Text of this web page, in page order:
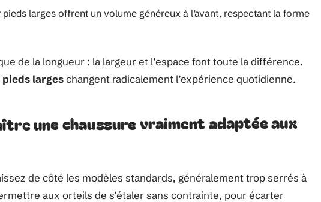
larges offrent un volume généreux à l’avant, respectant la forme
de la longueur : la largeur et l’espace font toute la différence.
largeschangent radicalement l’expérience quotidienne.
une chaussure vraiment adaptée aux
de côté les modèles standards, généralement trop serrés à
aux orteils de s’étaler sans contrainte, pour écarter